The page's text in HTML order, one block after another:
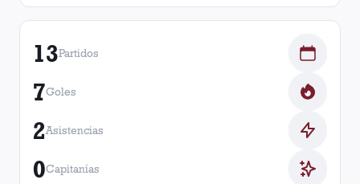
13Partidos
7Goles
2Asistencias
0Capitanías